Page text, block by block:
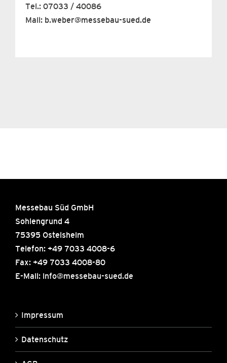
Tel.: 07033 / 40086
Mail: b.weber@messebau-sued.de
Messebau Süd GmbH
Sohlengrund 4
75395 Ostelsheim
Telefon: +49 7033 4008-6
Fax: +49 7033 4008-80
E-Mail: info@messebau-sued.de
Impressum
Datenschutz